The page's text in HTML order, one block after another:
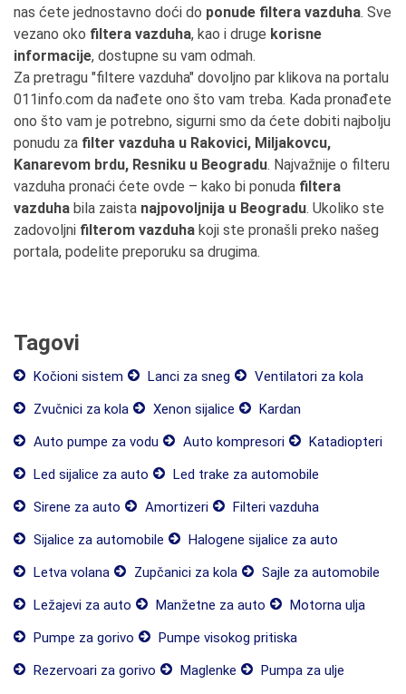
nas ćete jednostavno doći do ponude filtera vazduha. Sve
vezano oko filtera vazduha, kao i druge korisne
informacije, dostupne su vam odmah.
Za pretragu "filtere vazduha" dovoljno par klikova na portalu
011info.com da nađete ono što vam treba. Kada pronađete
ono što vam je potrebno, sigurni smo da ćete dobiti najbolju
ponudu za filter vazduha u Rakovici, Miljakovcu,
Kanarevom brdu, Resniku u Beogradu. Najvažnije o filteru
vazduha pronaći ćete ovde – kako bi ponuda filtera
vazduha bila zaista najpovoljnija u Beogradu. Ukoliko ste
zadovoljni filterom vazduha koji ste pronašli preko našeg
portala, podelite preporuku sa drugima.
Tagovi
Kočioni sistem Lanci za sneg
Ventilatori za kola
Zvučnici za kola
Xenon sijalice
Kardan
Auto pumpe za vodu
Auto kompresori
Katadiopteri
Led sijalice za auto
Led trake za automobile
Sirene za auto
Amortizeri
Filteri vazduha
Sijalice za automobile
Halogene sijalice za auto
Letva volana
Zupčanici za kola
Sajle za automobile
Ležajevi za auto
Manžetne za auto
Motorna ulja
Pumpe za gorivo
Pumpe visokog pritiska
Rezervoari za gorivo
Maglenke
Pumpa za ulje